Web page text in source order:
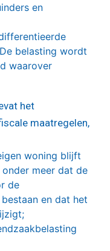
en
belasting wordt
waarover
het
maatregelen,
woning blijft
meer dat de
de
en dat het